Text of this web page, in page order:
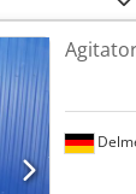
140 x